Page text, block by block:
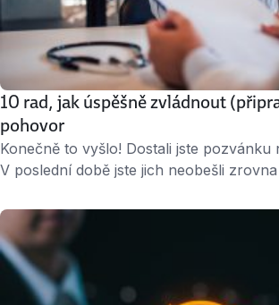
10 rad, jak úspěšně zvládnout
pohovor
Konečně to vyšlo! Dostali jste pozvánku
V poslední době jste jich neobešli
obstáli. I když to není exaktní věda,
několika jednoduchých rad. Shrnuli
přehledného desatera. 1. Připravím se
pohovor, …